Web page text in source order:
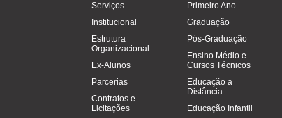
Serviços
Institucional
Estrutura
Organizacional
Ex-Alunos
Parcerias
Contratos e
Licitações
Primeiro Ano
Graduação
Pós-Graduação
Ensino Médio e
Cursos Técnicos
Educação a
Distância
Educação Infantil